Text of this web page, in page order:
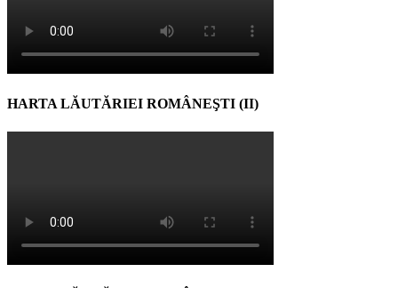
HARTA LĂUTĂRIEI ROMÂNEŞTI (II)